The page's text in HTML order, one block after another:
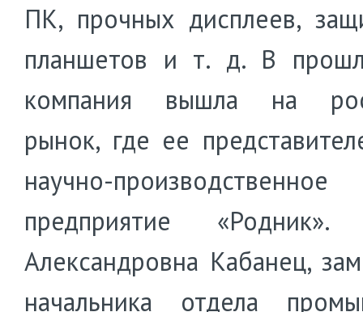
ПК, прочных дисплеев,
планшетов и т. д. В
компания вышла на
рынок, где ее
научно-производственное
предприятие «Родник».
Александровна Кабанец,
начальника отдела